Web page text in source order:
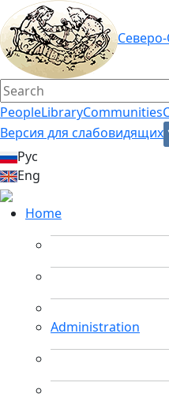
PeopleLibraryCommunities
Версия для слабовидящих
Рус
Eng
Home
Administration